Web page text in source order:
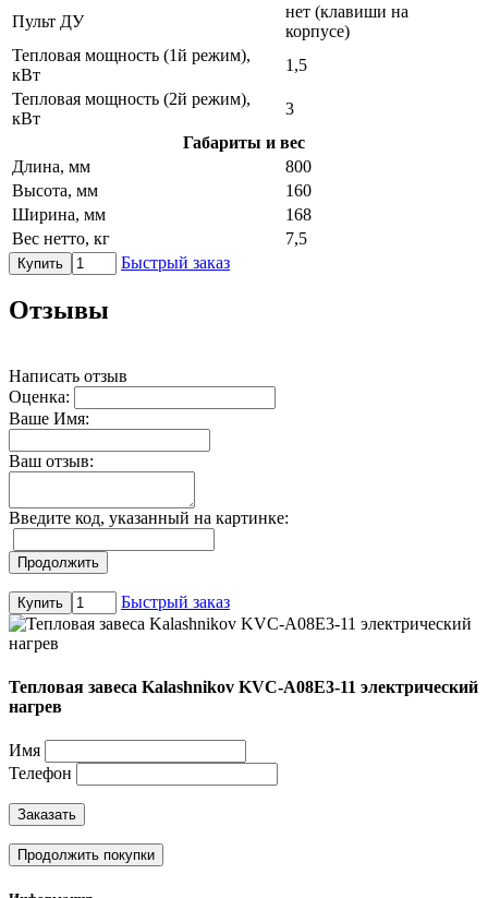
Пульт ДУ
нет (клавиши на
корпусе)
Тепловая мощность (1й режим),
кВт
1,5
Тепловая мощность (2й режим),
кВт
3
Габариты и вес
Длина, мм
800
Высота, мм
160
Ширина, мм
168
Вес нетто, кг
7,5
Купить Быстрый заказ
Отзывы
Написать отзыв
Оценка:
Ваше Имя:
Ваш отзыв:
Введите код, указанный на картинке:
Продолжить
Купить Быстрый заказ
Тепловая завеса Kalashnikov KVC-A08E3-11 электрический
нагрев
Имя
Телефон
Заказать
Продолжить покупки